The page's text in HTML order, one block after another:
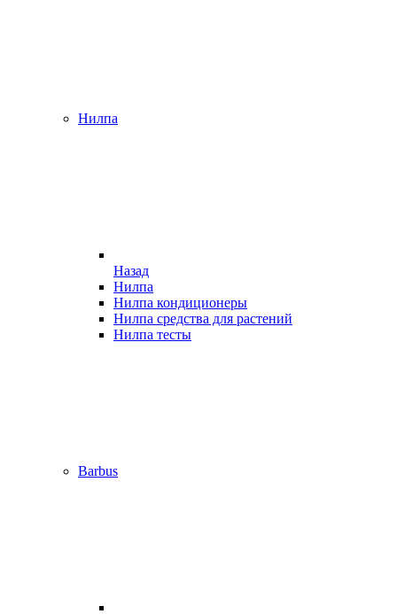
Нилпа
Назад
Нилпа
Нилпа кондиционеры
Нилпа средства для растений
Нилпа тесты
Barbus